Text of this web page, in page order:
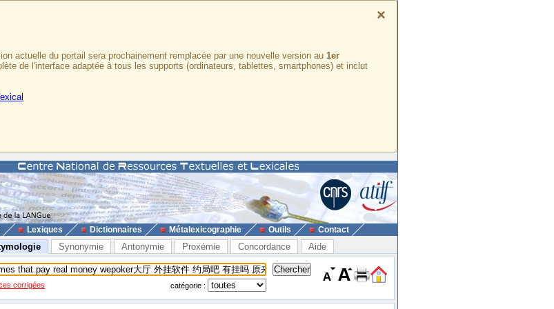
×
actuelle du portail sera prochainement remplacée par une nouvelle version au 1er
de l'interface adaptée à tous les supports (ordinateurs, tablettes, smartphones) et inclut
Lexiques Dictionnaires Métalexicographie Outils Contact
Synonymie Antonymie Proxémie Concordance Aide
corrigées catégorie :